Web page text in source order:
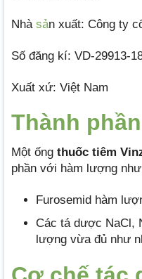
Nhà sản xuất: Công ty
Số đăng kí: VD-29913-
Xuất xứ: Việt Nam
Thành phần
Một ống thuốc tiêm
phần với hàm lượng
Furosemid hàm
Các tá dược NaCl,
lượng vừa đủ như